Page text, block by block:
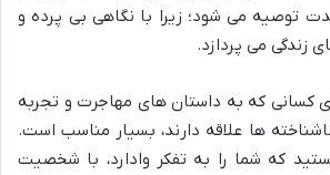
توصیه می شود؛ زیرا با نگاهی بی پرده و
زندگی می پردازد.
کسانی که به داستان های مهاجرت و تجربه
ها علاقه دارند، بسیار مناسب است.
که شما را به تفکر وادارد، با شخصیت